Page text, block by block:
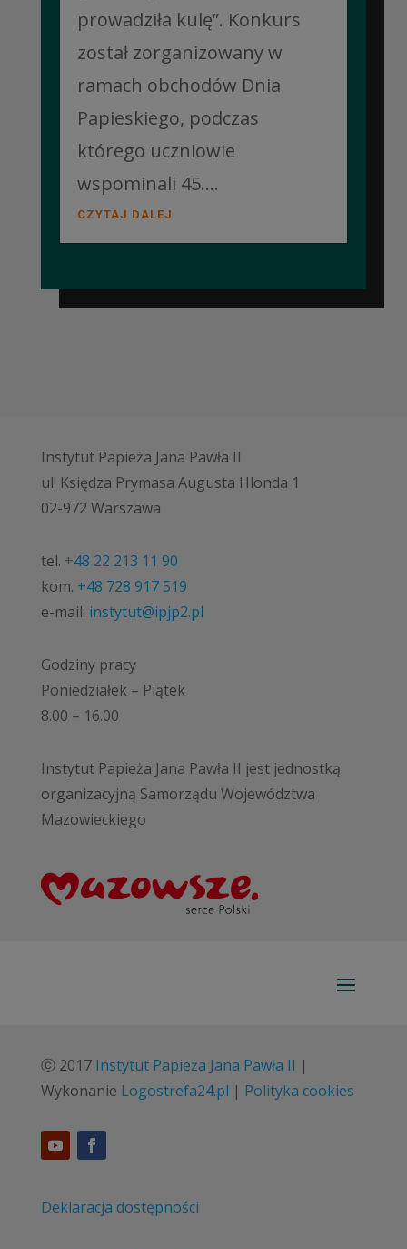
prowadziła kulę”. Konkurs
został zorganizowany w
ramach obchodów Dnia
Papieskiego, podczas
którego uczniowie
wspominali 45....
CZYTAJ DALEJ
Instytut Papieża Jana Pawła II
ul. Księdza Prymasa Augusta Hlonda 1
02-972 Warszawa
tel. +48 22 213 11 90
kom. +48 728 917 519
e-mail: instytut@ipjp2.pl
Godziny pracy
Poniedziałek – Piątek
8.00 – 16.00
Instytut Papieża Jana Pawła II jest jednostką
organizacyjną Samorządu Województwa
Mazowieckiego
ⓒ 2017 Instytut Papieża Jana Pawła II |
Wykonanie Logostrefa24.pl | Polityka cookies
Deklaracja dostępności